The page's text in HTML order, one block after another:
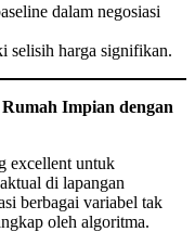
dalam negosiasi
selisih harga signifikan.
Impian dengan
excellent untuk
di lapangan
berbagai variabel tak
oleh algoritma.